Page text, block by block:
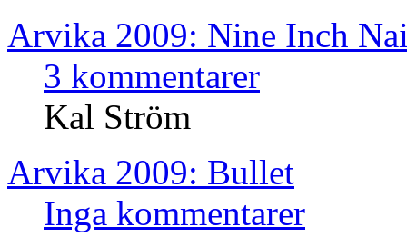
Arvika 2009: Nine Inch
3 kommentarer
Kal Ström
Arvika 2009: Bullet
Inga kommentarer